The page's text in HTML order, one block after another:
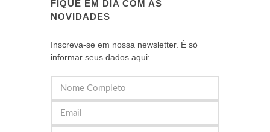
FIQUE EM DIA COM AS
NOVIDADES
Inscreva-se em nossa newsletter. É só
informar seus dados aqui: